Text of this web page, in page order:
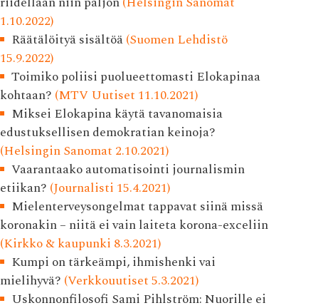
1.10.2022)
Räätälöityä sisältöä(Suomen Lehdistö
15.9.2022)
Toimiko poliisi puolueettomasti Elokapinaa
kohtaan? (MTV Uutiset 11.10.2021)
Miksei Elokapina käytä tavanomaisia
edustuksellisen demokratian keinoja?
(Helsingin Sanomat 2.10.2021)
Vaarantaako automatisointi journalismin
etiikan? (Journalisti 15.4.2021)
Mielenterveysongelmat tappavat siinä missä
koronakin – niitä ei vain laiteta korona-exceliin
(Kirkko & kaupunki 8.3.2021)
Kumpi on tärkeämpi, ihmishenki vai
mielihyvä? (Verkkouutiset 5.3.2021)
Uskonnonfilosofi Sami Pihlström: Nuorille ei